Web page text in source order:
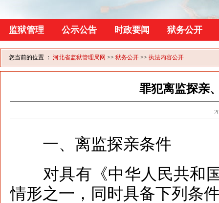
监狱管理 公示公告 时政要闻 狱务公开
您当前的位置 ： 河北省监狱管理局网 >> 狱务公开 >> 执法内容公开
罪犯离监探亲
一、离监探亲条件
对具有《中华人民共和国
情形之一，同时具备下列条